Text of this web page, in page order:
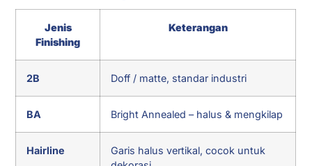
Jenis
Finishing
Keterangan
2B Doff / matte, standar industri
BA Bright Annealed – halus & mengkilap
Hairline
Garis halus vertikal, cocok untuk